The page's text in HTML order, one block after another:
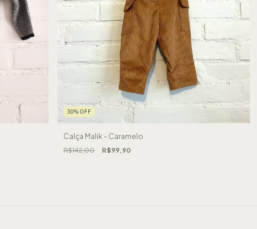
30% OFF
Calça Malik - Caramelo
R$142,00 R$99,90